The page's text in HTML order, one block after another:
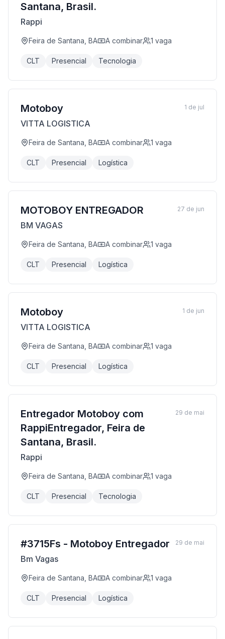
Santana, Brasil.
Rappi
Feira de Santana, BA A combinar 1 vaga
CLT Presencial Tecnologia
Motoboy
VITTA LOGISTICA
Feira de Santana, BA A combinar 1 vaga
CLT Presencial Logística
1 de jul
MOTOBOY ENTREGADOR
BM VAGAS
Feira de Santana, BA A combinar 1 vaga
CLT Presencial Logística
27 de jun
Motoboy
VITTA LOGISTICA
Feira de Santana, BA A combinar 1 vaga
CLT Presencial Logística
1 de jun
Entregador Motoboy com
RappiEntregador, Feira de
Santana, Brasil.
Rappi
Feira de Santana, BA A combinar 1 vaga
CLT Presencial Tecnologia
29 de mai
#3715Fs - Motoboy Entregador
Bm Vagas
Feira de Santana, BA A combinar 1 vaga
CLT Presencial Logística
29 de mai